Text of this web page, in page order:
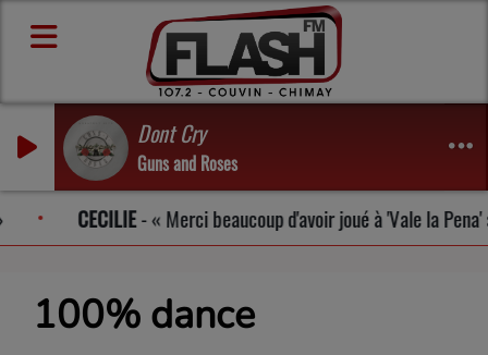
Dont Cry
Guns and Roses
Merci beaucoup d'avoir joué à 'Vale la Pena'
100% dance